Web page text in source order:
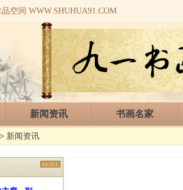
空间 WWW.SHUHUA91.COM
新闻资讯 书画名家
新闻资讯
MORE